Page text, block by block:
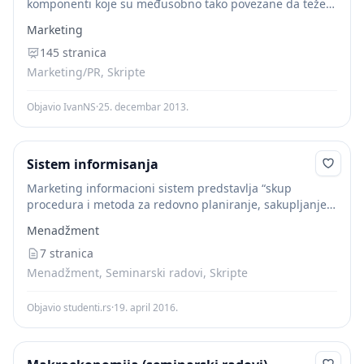
komponenti koje su međusobno tako povezane da teže
(marketinških) podataka u marketinške informacije. Svaki
informacioni sistem, pa i
Marketing
145 stranica
Marketing/PR, Skripte
Objavio IvanNS·25. decembar 2013.
Sistem informisanja
Marketing informacioni sistem predstavlja “skup
procedura i metoda za redovno planiranje, sakupljanje,
donosenje odluka na podrucju marketinga”. Prema
Kotlerovom modelu glavni elementi...
Menadžment
7 stranica
Menadžment, Seminarski radovi, Skripte
Objavio studenti.rs·19. april 2016.